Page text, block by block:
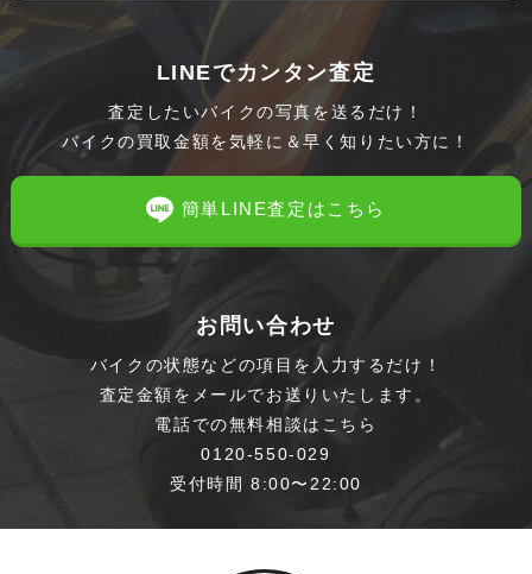
LINEでカンタン査定
査定したいバイクの写真を送るだけ！
バイクの買取金額を気軽に＆早く知りたい方に！
簡単LINE査定はこちら
お問い合わせ
バイクの状態などの項目を入力するだけ！
査定金額をメールでお送りいたします。
電話での無料相談はこちら
0120-550-029
受付時間 8:00〜22:00